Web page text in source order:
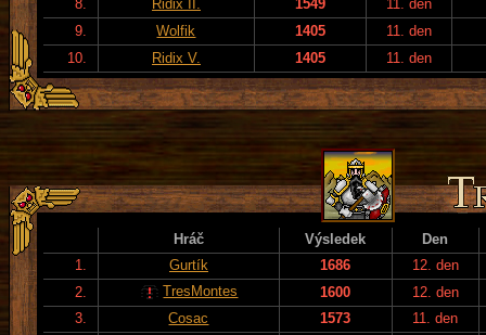
8.
Ridix II. 1549
11. den
9.
Wolfik 1405
11. den
10.
Ridix V. 1405 11. den
Hráč Výsledek
Den
1.
Gurtík 1686
12. den
2.
TresMontes 1600
12. den
3.
Cosac 1573
11. den